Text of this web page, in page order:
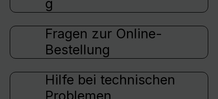
g
Fragen zur Online-
Bestellung
Hilfe bei technischen